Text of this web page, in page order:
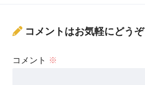
コメントはお気軽にどうぞ
コメント ※